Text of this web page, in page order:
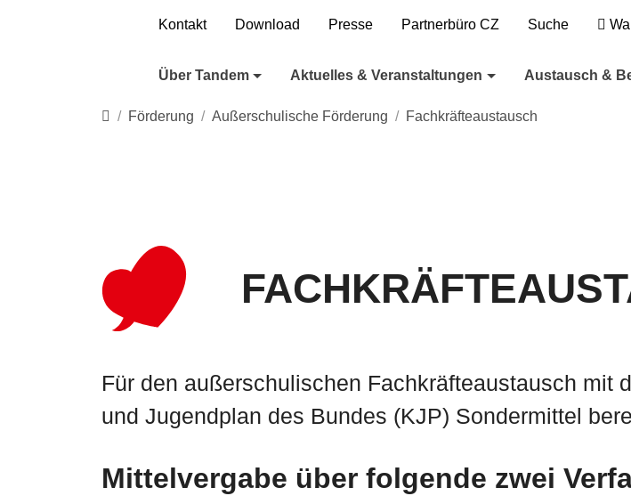
Kontakt Download Presse Partnerbüro CZ Suche
Über Tandem Aktuelles & Veranstaltungen Austausch &
Startseite
Förderung Außerschulische Förderung Fachkräfteaustausch
Für den außerschulischen Fachkräfteaustausch mit
und Jugendplan des Bundes (KJP) Sondermittel
Mittelvergabe über folgende zwei